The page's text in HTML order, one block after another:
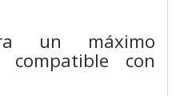
un máximo
compatible con